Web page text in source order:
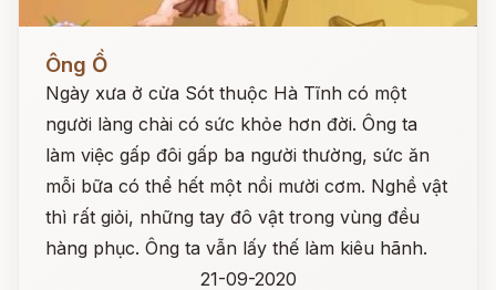
Đọc ngay
Ông Ồ
Ngày xưa ở cửa Sót thuộc Hà Tĩnh có một
người làng chài có sức khỏe hơn đời. Ông ta
làm việc gấp đôi gấp ba người thường, sức ăn
mỗi bữa có thể hết một nồi mười cơm. Nghề vật
thì rất giỏi, những tay đô vật trong vùng đều
hàng phục. Ông ta vẫn lấy thế làm kiêu hãnh.
21-09-2020